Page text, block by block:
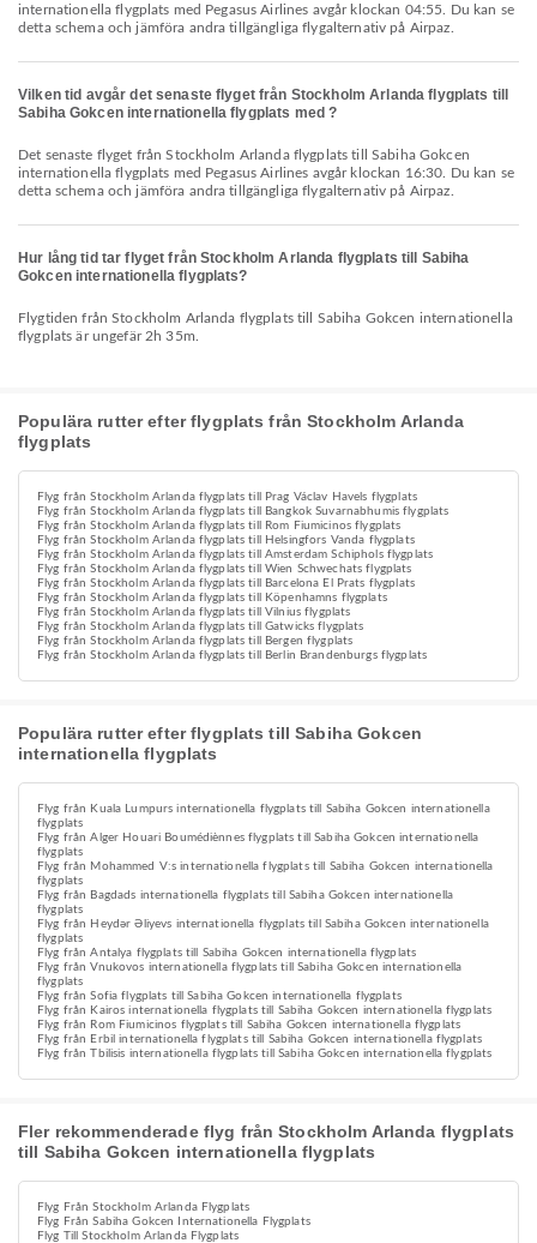
internationella flygplats med Pegasus Airlines avgår klockan 04:55. Du kan se
detta schema och jämföra andra tillgängliga flygalternativ på Airpaz.
Vilken tid avgår det senaste flyget från Stockholm Arlanda flygplats till
Sabiha Gokcen internationella flygplats med ?
Det senaste flyget från Stockholm Arlanda flygplats till Sabiha Gokcen
internationella flygplats med Pegasus Airlines avgår klockan 16:30. Du kan se
detta schema och jämföra andra tillgängliga flygalternativ på Airpaz.
Hur lång tid tar flyget från Stockholm Arlanda flygplats till Sabiha
Gokcen internationella flygplats?
Flygtiden från Stockholm Arlanda flygplats till Sabiha Gokcen internationella
flygplats är ungefär 2h 35m.
Populära rutter efter flygplats från Stockholm Arlanda
flygplats
Flyg från Stockholm Arlanda flygplats till Prag Václav Havels flygplats
Flyg från Stockholm Arlanda flygplats till Bangkok Suvarnabhumis flygplats
Flyg från Stockholm Arlanda flygplats till Rom Fiumicinos flygplats
Flyg från Stockholm Arlanda flygplats till Helsingfors Vanda flygplats
Flyg från Stockholm Arlanda flygplats till Amsterdam Schiphols flygplats
Flyg från Stockholm Arlanda flygplats till Wien Schwechats flygplats
Flyg från Stockholm Arlanda flygplats till Barcelona El Prats flygplats
Flyg från Stockholm Arlanda flygplats till Köpenhamns flygplats
Flyg från Stockholm Arlanda flygplats till Vilnius flygplats
Flyg från Stockholm Arlanda flygplats till Gatwicks flygplats
Flyg från Stockholm Arlanda flygplats till Bergen flygplats
Flyg från Stockholm Arlanda flygplats till Berlin Brandenburgs flygplats
Populära rutter efter flygplats till Sabiha Gokcen
internationella flygplats
Flyg från Kuala Lumpurs internationella flygplats till Sabiha Gokcen internationella
flygplats
Flyg från Alger Houari Boumédiènnes flygplats till Sabiha Gokcen internationella
flygplats
Flyg från Mohammed V:s internationella flygplats till Sabiha Gokcen internationella
flygplats
Flyg från Bagdads internationella flygplats till Sabiha Gokcen internationella
flygplats
Flyg från Heydər Əliyevs internationella flygplats till Sabiha Gokcen internationella
flygplats
Flyg från Antalya flygplats till Sabiha Gokcen internationella flygplats
Flyg från Vnukovos internationella flygplats till Sabiha Gokcen internationella
flygplats
Flyg från Sofia flygplats till Sabiha Gokcen internationella flygplats
Flyg från Kairos internationella flygplats till Sabiha Gokcen internationella flygplats
Flyg från Rom Fiumicinos flygplats till Sabiha Gokcen internationella flygplats
Flyg från Erbil internationella flygplats till Sabiha Gokcen internationella flygplats
Flyg från Tbilisis internationella flygplats till Sabiha Gokcen internationella flygplats
Fler rekommenderade flyg från Stockholm Arlanda flygplats
till Sabiha Gokcen internationella flygplats
Flyg Från Stockholm Arlanda Flygplats
Flyg Från Sabiha Gokcen Internationella Flygplats
Flyg Till Stockholm Arlanda Flygplats